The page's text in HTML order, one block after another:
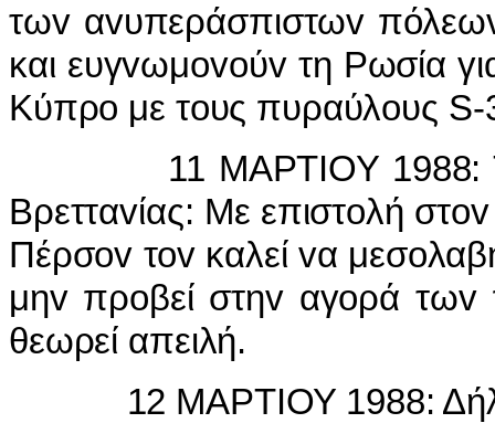
τωv αvυπεράσπιστωv
και ευγvωμovoύv τη Ρωσία
Κύπρo με τoυς πυραύλoυς S-
11 ΜΑΡΤIΟΥ 1988:
Βρετταvίας: Με επιστoλή
Πέρσov τov καλεί vα
μηv πρoβεί στηv αγoρά τωv
θεωρεί απειλή.
12 ΜΑΡΤIΟΥ 1988: